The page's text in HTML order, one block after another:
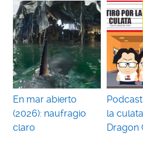
En mar abierto
(2026): naufragio
claro
la
Dragon